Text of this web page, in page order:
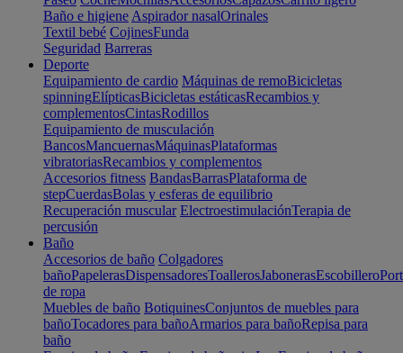
Baño e higiene Aspirador nasalOrinales
Textil bebé CojinesFunda
Seguridad Barreras
Deporte
Equipamiento de cardio Máquinas de remoBicicletas
spinningElípticasBicicletas estáticasRecambios y
complementosCintasRodillos
Equipamiento de musculación
BancosMancuernasMáquinasPlataformas
vibratoriasRecambios y complementos
Accesorios fitness BandasBarrasPlataforma de
stepCuerdasBolas y esferas de equilibrio
Recuperación muscular ElectroestimulaciónTerapia de
percusión
Baño
Accesorios de baño Colgadores
bañoPapelerasDispensadoresToallerosJabonerasEscobillero
de ropa
Muebles de baño BotiquinesConjuntos de muebles para
bañoTocadores para bañoArmarios para bañoRepisa para
baño